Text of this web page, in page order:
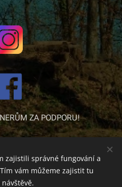
ZA PODPORU!
zajistili správné fungování a
vám můžeme zajistit tu